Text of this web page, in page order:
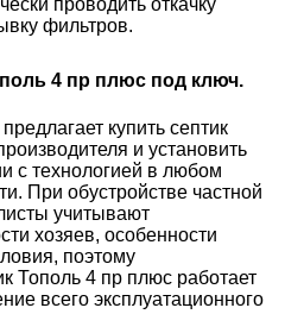
проводить откачку
фильтров.
4 пр плюс под ключ.
купить септик
и установить
с технологией в любом
При обустройстве частной
учитывают
хозяев, особенности
поэтому
Тополь 4 пр плюс работает
всего эксплуатационного